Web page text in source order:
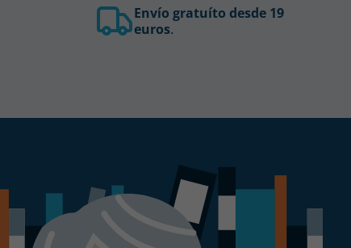
Envío gratuíto desde 19
euros.